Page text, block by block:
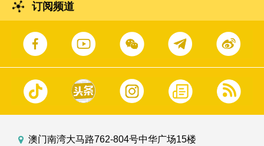
订阅频道
澳门南湾大马路762-804号中华广场15楼